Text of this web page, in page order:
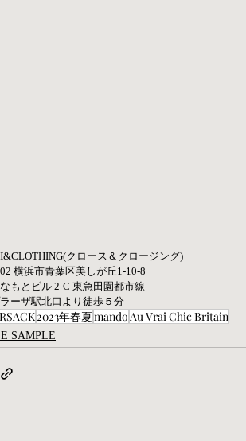
クロース＆クロージング)
横浜市青葉区美しが丘1-10-8
もとビル 2-C 東急田園都市線
ーザ駅北口より徒歩５分
2023年春夏mando Au Vrai Chic Britain
SAMPLE